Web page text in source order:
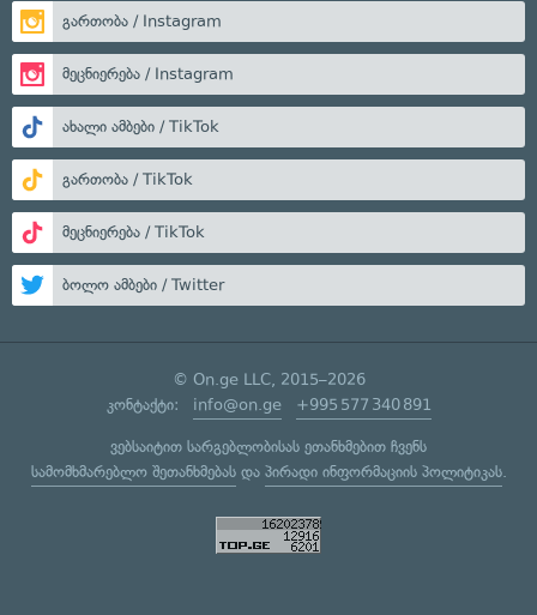
გართობა / Instagram
მეცნიერება / Instagram
ახალი ამბები / TikTok
გართობა / TikTok
მეცნიერება / TikTok
ბოლო ამბები / Twitter
© On.ge LLC, 2015–2026
კონტაქტი: info@on.ge +995 577 340 891
ვებსაიტით სარგებლობისას ეთანხმებით ჩვენს
სამომხმარებლო შეთანხმებასდა პირადი ინფორმაციის პოლიტიკას.